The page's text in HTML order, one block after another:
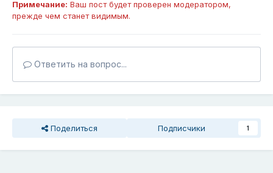
Примечание: Ваш пост будет проверен модератором,
прежде чем станет видимым.
Ответить на вопрос...
Поделиться Подписчики 1